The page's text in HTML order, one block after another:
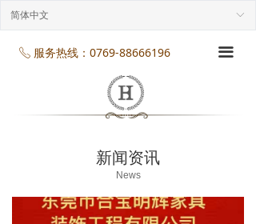
ꂅ 服务热线：0769-88666196 끀
首页
企业介绍
企业规模
ꀅ
简体中文
新闻资讯
News